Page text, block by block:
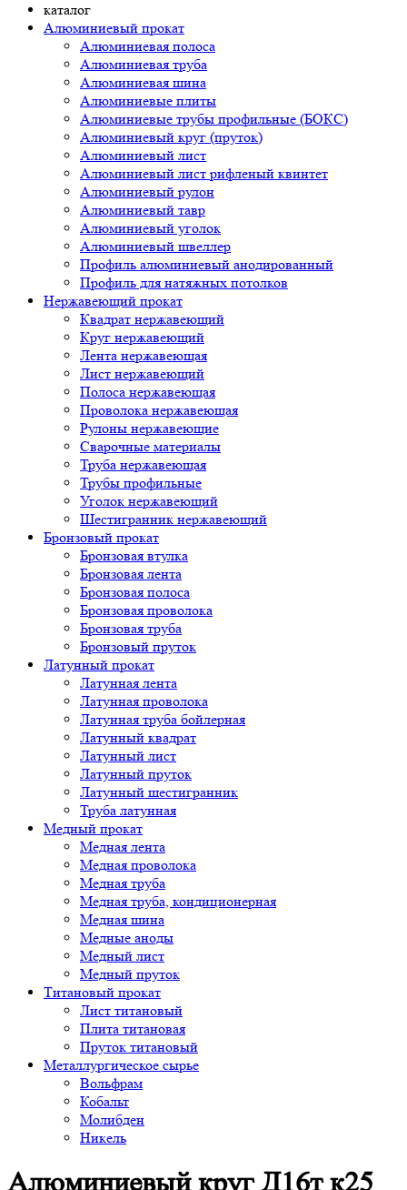
каталог
Алюминиевый прокат
Алюминиевая полоса
Алюминиевая труба
Алюминиевая шина
Алюминиевые плиты
Алюминиевые трубы профильные (БОКС)
Алюминиевый круг (пруток)
Алюминиевый лист
Алюминиевый лист рифленый квинтет
Алюминиевый рулон
Алюминиевый тавр
Алюминиевый уголок
Алюминиевый швеллер
Профиль алюминиевый анодированный
Профиль для натяжных потолков
Нержавеющий прокат
Квадрат нержавеющий
Круг нержавеющий
Лента нержавеющая
Лист нержавеющий
Полоса нержавеющая
Проволока нержавеющая
Рулоны нержавеющие
Сварочные материалы
Труба нержавеющая
Трубы профильные
Уголок нержавеющий
Шестигранник нержавеющий
Бронзовый прокат
Бронзовая втулка
Бронзовая лента
Бронзовая полоса
Бронзовая проволока
Бронзовая труба
Бронзовый пруток
Латунный прокат
Латунная лента
Латунная проволока
Латунная труба бойлерная
Латунный квадрат
Латунный лист
Латунный пруток
Латунный шестигранник
Труба латунная
Медный прокат
Медная лента
Медная проволока
Медная труба
Медная труба, кондиционерная
Медная шина
Медные аноды
Медный лист
Медный пруток
Титановый прокат
Лист титановый
Плита титановая
Пруток титановый
Металлургическое сырье
Вольфрам
Кобальт
Молибден
Никель
Алюминиевый круг Д16т к25